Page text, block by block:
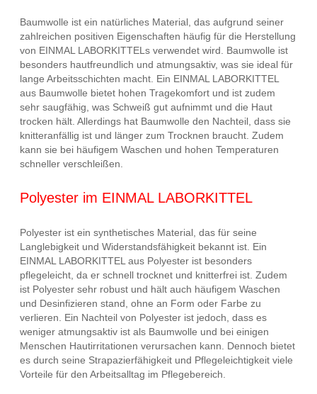
Baumwolle ist ein natürliches Material, das aufgrund seiner
zahlreichen positiven Eigenschaften häufig für die Herstellung
von EINMAL LABORKITTELs verwendet wird. Baumwolle ist
besonders hautfreundlich und atmungsaktiv, was sie ideal für
lange Arbeitsschichten macht. Ein EINMAL LABORKITTEL
aus Baumwolle bietet hohen Tragekomfort und ist zudem
sehr saugfähig, was Schweiß gut aufnimmt und die Haut
trocken hält. Allerdings hat Baumwolle den Nachteil, dass sie
knitteranfällig ist und länger zum Trocknen braucht. Zudem
kann sie bei häufigem Waschen und hohen Temperaturen
schneller verschleißen.
Polyester im EINMAL LABORKITTEL
Polyester ist ein synthetisches Material, das für seine
Langlebigkeit und Widerstandsfähigkeit bekannt ist. Ein
EINMAL LABORKITTEL aus Polyester ist besonders
pflegeleicht, da er schnell trocknet und knitterfrei ist. Zudem
ist Polyester sehr robust und hält auch häufigem Waschen
und Desinfizieren stand, ohne an Form oder Farbe zu
verlieren. Ein Nachteil von Polyester ist jedoch, dass es
weniger atmungsaktiv ist als Baumwolle und bei einigen
Menschen Hautirritationen verursachen kann. Dennoch bietet
es durch seine Strapazierfähigkeit und Pflegeleichtigkeit viele
Vorteile für den Arbeitsalltag im Pflegebereich.